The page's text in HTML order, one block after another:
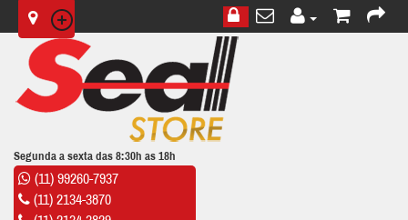
Segunda a sexta das 8:30h as 18h
(11) 99260-7937
(11) 2134-3870